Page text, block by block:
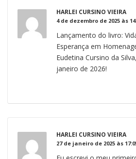
HARLEI CURSINO VIEIRA
4 de dezembro de 2025 às
Lançamento do livro:
Esperança em
Eudetina Cursino da
janeiro de 2026!
HARLEI CURSINO VIEIRA
27 de janeiro de 2025 às